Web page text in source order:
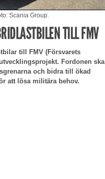
Scania Group.
TILL FMV
till FMV (Försvarets
Fordonen ska
och bidra till ökad
att lösa militära behov.